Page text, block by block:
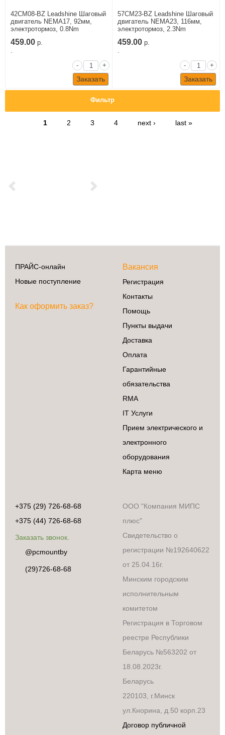
Previous Next
42CM08-BZ Leadshine Шаговый
двигатель NEMA17, 92мм,
электротормоз, 0.8Nm
459.00 р.
.
-
+
Заказать
57CM23-BZ Leadshine Шаговый
двигатель NEMA23, 116мм,
электротормоз, 2.3Nm
459.00 р.
.
-
+
Заказать
Фильтр
1 2 3 4 next › last »
ПРАЙС-онлайн
Новые поступление
Как оформить заказ?
Вакансия
Регистрация
Контакты
Помощь
Пункты выдачи
Доставка
Оплата
Гарантийные
обязательства
RMA
IT Услуги
Прием электрического и
электронного
оборудования
Карта меню
+375 (29) 726-68-68
+375 (44) 726-68-68
Заказать звонок.
@pcmountby
(29)726-68-68
ООО "Компания МИПС
плюс"
Свидетельство о
регистрации №192640622
от 25.04.16г.
Минским городским
исполнительным
комитетом
Регистрация в Торговом
реестре Республики
Беларусь №563202 от
18.08.2023г.
Беларусь
220103, г.Минск
ул.Кнорина, д.50 корп.23
Договор публичной